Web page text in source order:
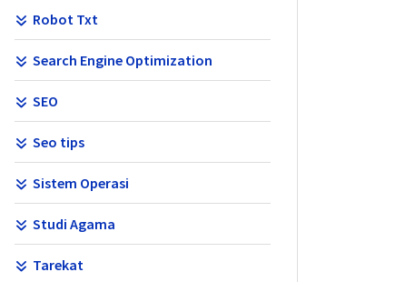
Robot Txt
Search Engine Optimization
SEO
Seo tips
Sistem Operasi
Studi Agama
Tarekat